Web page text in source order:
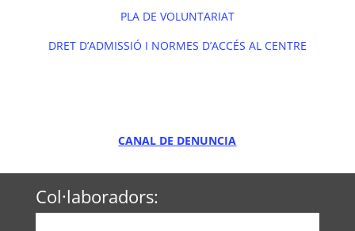
PLA DE VOLUNTARIAT
DRET D’ADMISSIÓ I NORMES D’ACCÉS AL CENTRE
CANAL DE DENUNCIA
Col·laboradors: